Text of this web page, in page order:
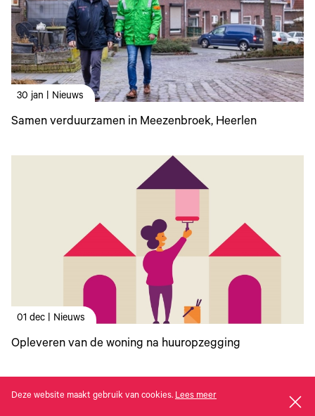
30 jan | Nieuws
Samen verduurzamen in Meezenbroek, Heerlen
01 dec | Nieuws
Opleveren van de woning na huuropzegging
Deze website maakt gebruik van cookies. Lees meer